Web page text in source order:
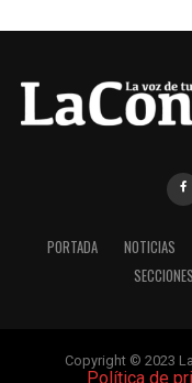
PORTADA NOTICIAS
SECCIONES
Copyright © 2023
Política de